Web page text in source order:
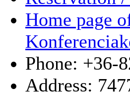
Home page
Phone: +36-
Address: